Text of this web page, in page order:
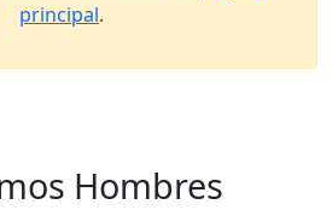
principal.
Hombres